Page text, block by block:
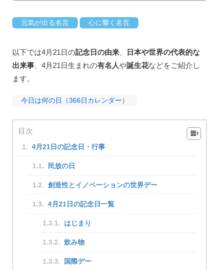
元気が出る名言 心に響く名言
以下では4月21日の記念日の由来
日本や世界の代表的な
出来事 、4月21日生まれの有名人や誕生花などをご紹介し
ます。
今日は何の日（366日カレンダー）
目次
4月21日の記念日・行事
民放の日
創造性とイノベーションの世界デー
4月21日の記念日一覧
はじまり
飲み物
国際デー